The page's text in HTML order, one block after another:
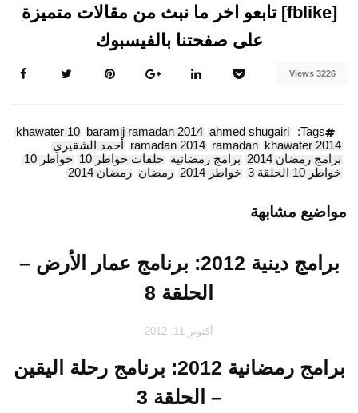
[fblike] تابعو اخر ما نبث من مقالات متميزة
على صفحتنا بالفيسبوك
3226 Views
Tags:
ahmed shugairi
baramij ramadan 2014
khawater 10
khawater 2014
ramadan
ramadan 2014 أحمد الشقيري
برامج رمضان 2014
برامج رمضانية حلقات خواطر 10
خواطر 10
خواطر 10 الحلقة 3
خواطر 2014 رمضان رمضان 2014
مواضيع مشابهة
برامج دينية 2012: برنامج عمار الأرض –
الحلقة 8
أكتوبر 11, 2012
برامج رمضانية 2012: برنامج رحلة اليقين
– الحلقة 3